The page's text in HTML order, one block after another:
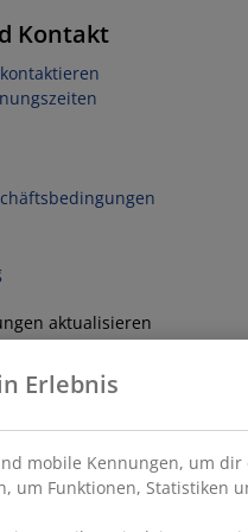
Kontakt
aktualisieren
Erlebnis
mobile Kennungen, um
um Funktionen, Statistiken